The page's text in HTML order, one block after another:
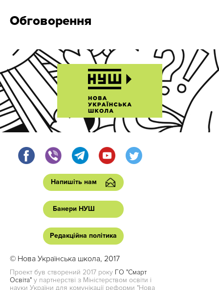
Обговорення
Напишіть нам
Банери НУШ
Редакційна політика
© Нова Українська школа, 2017
Проект був створений 2017 року ГО "Смарт
Освіта" у партнерстві з Міністерством освіти і
науки України для комунікації реформи "Нова